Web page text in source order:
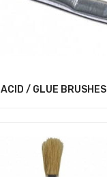
ACID / GLUE BRUSHES